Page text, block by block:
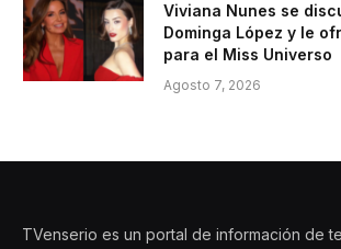
Viviana Nunes se
Dominga López y le
para el Miss Universo
Agosto 7, 2026
TVenserio es un portal de información de